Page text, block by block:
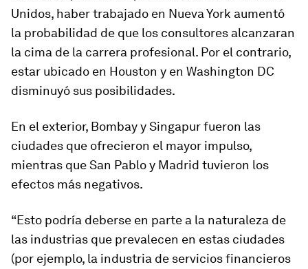
Unidos, haber trabajado en Nueva York aumentó
la probabilidad de que los consultores alcanzaran
la cima de la carrera profesional. Por el contrario,
estar ubicado en Houston y en Washington DC
disminuyó sus posibilidades.
En el exterior, Bombay y Singapur fueron las
ciudades que ofrecieron el mayor impulso,
mientras que San Pablo y Madrid tuvieron los
efectos más negativos.
“Esto podría deberse en parte a la naturaleza de
las industrias que prevalecen en estas ciudades
(por ejemplo, la industria de servicios financieros